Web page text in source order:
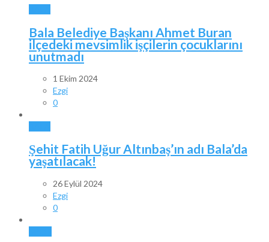
Bala Belediye Başkanı Ahmet Buran
ilçedeki mevsimlik işçilerin çocuklarını
unutmadı
1 Ekim 2024
Ezgi
0
Şehit Fatih Uğur Altınbaş’ın adı Bala’da
yaşatılacak!
26 Eylül 2024
Ezgi
0